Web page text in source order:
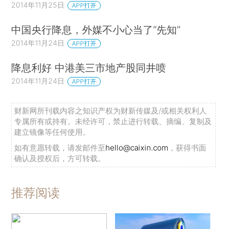
2014年11月25日 APP打开
中国央行降息，外媒不小心当了“先知”
2014年11月24日 APP打开
降息利好 中港美三市地产股同井喷
2014年11月24日 APP打开
财新网所刊载内容之知识产权为财新传媒及/或相关权利人
专属所有或持有。未经许可，禁止进行转载、摘编、复制及
建立镜像等任何使用。
如有意愿转载，请发邮件至hello@caixin.com ，获得书面
确认及授权后，方可转载。
推荐阅读